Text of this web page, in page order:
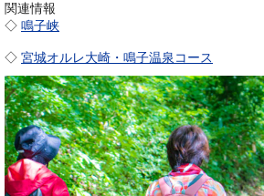
関連情報
◇ 鳴子峡
◇ 宮城オルレ大崎・鳴子温泉コース